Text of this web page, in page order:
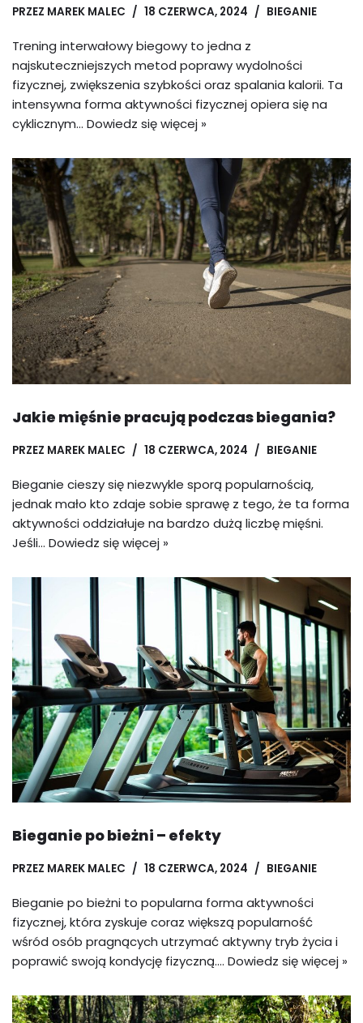
PRZEZ MAREK MALEC 18 CZERWCA, 2024 BIEGANIE
Trening interwałowy biegowy to jedna z
najskuteczniejszych metod poprawy wydolności
fizycznej, zwiększenia szybkości oraz spalania kalorii. Ta
intensywna forma aktywności fizycznej opiera się na
cyklicznym… Dowiedz się więcej »
Jakie mięśnie pracują podczas biegania?
PRZEZ MAREK MALEC 18 CZERWCA, 2024 BIEGANIE
Bieganie cieszy się niezwykle sporą popularnością,
jednak mało kto zdaje sobie sprawę z tego, że ta forma
aktywności oddziałuje na bardzo dużą liczbę mięśni.
Jeśli… Dowiedz się więcej »
Bieganie po bieżni – efekty
PRZEZ MAREK MALEC 18 CZERWCA, 2024 BIEGANIE
Bieganie po bieżni to popularna forma aktywności
fizycznej, która zyskuje coraz większą popularność
wśród osób pragnących utrzymać aktywny tryb życia i
poprawić swoją kondycję fizyczną.… Dowiedz się więcej »